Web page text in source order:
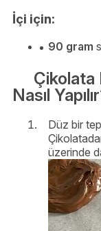
İçi için:
90 gram
Çikolata
Nasıl
Düz bir
üzerinde